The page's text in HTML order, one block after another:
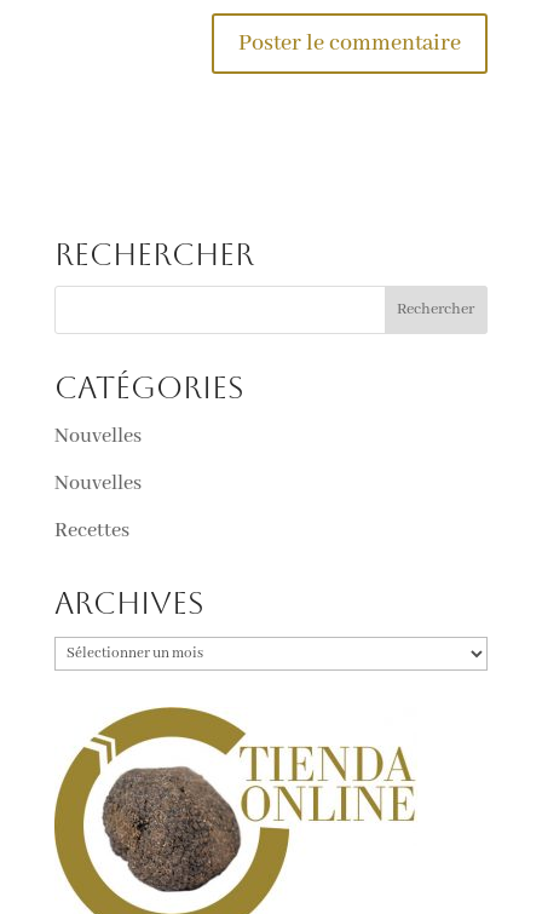
Rechercher
Catégories
Nouvelles
Nouvelles
Recettes
Archives
Archives